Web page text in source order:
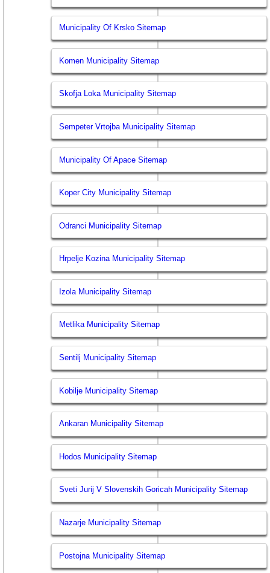
Municipality Of Krsko Sitemap
Komen Municipality Sitemap
Skofja Loka Municipality Sitemap
Sempeter Vrtojba Municipality Sitemap
Municipality Of Apace Sitemap
Koper City Municipality Sitemap
Odranci Municipality Sitemap
Hrpelje Kozina Municipality Sitemap
Izola Municipality Sitemap
Metlika Municipality Sitemap
Sentilj Municipality Sitemap
Kobilje Municipality Sitemap
Ankaran Municipality Sitemap
Hodos Municipality Sitemap
Sveti Jurij V Slovenskih Goricah Municipality Sitemap
Nazarje Municipality Sitemap
Postojna Municipality Sitemap